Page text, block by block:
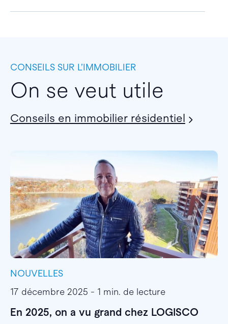
CONSEILS SUR L’IMMOBILIER
On se veut utile
Conseils en immobilier résidentiel
NOUVELLES
17 décembre 2025 - 1 min. de lecture
En 2025, on a vu grand chez LOGISCO